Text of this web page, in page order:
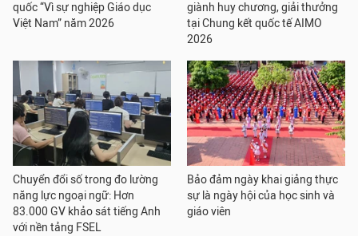
quốc “Vì sự nghiệp Giáo dục
Việt Nam” năm 2026
giành huy chương, giải thưởng
tại Chung kết quốc tế AIMO
2026
Chuyển đổi số trong đo lường
năng lực ngoại ngữ: Hơn
83.000 GV khảo sát tiếng Anh
với nền tảng FSEL
Bảo đảm ngày khai giảng thực
sự là ngày hội của học sinh và
giáo viên